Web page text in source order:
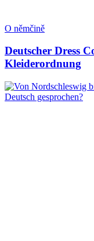
O němčině
Deutscher Dress
Kleiderordnung